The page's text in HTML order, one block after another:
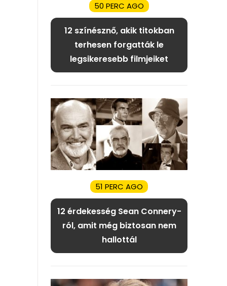
50 PERC AGO
12 színésznő, akik titokban
terhesen forgatták le
legsikeresebb filmjeiket
51 PERC AGO
12 érdekesség Sean Connery-
ról, amit még biztosan nem
hallottál